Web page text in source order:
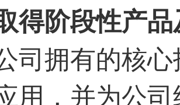
得阶段性产
司拥有的核
用，并为公